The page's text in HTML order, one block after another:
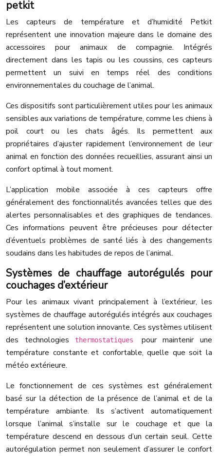
petkit
Les capteurs de température et d’humidité Petkit
représentent une innovation majeure dans le domaine des
accessoires pour animaux de compagnie. Intégrés
directement dans les tapis ou les coussins, ces capteurs
permettent un suivi en temps réel des conditions
environnementales du couchage de l’animal.
Ces dispositifs sont particulièrement utiles pour les animaux
sensibles aux variations de température, comme les chiens à
poil court ou les chats âgés. Ils permettent aux
propriétaires d’ajuster rapidement l’environnement de leur
animal en fonction des données recueillies, assurant ainsi un
confort optimal à tout moment.
L’application mobile associée à ces capteurs offre
généralement des fonctionnalités avancées telles que des
alertes personnalisables et des graphiques de tendances.
Ces informations peuvent être précieuses pour détecter
d’éventuels problèmes de santé liés à des changements
soudains dans les habitudes de repos de l’animal.
Systèmes de chauffage autorégulés pour
couchages d’extérieur
Pour les animaux vivant principalement à l’extérieur, les
systèmes de chauffage autorégulés intégrés aux couchages
représentent une solution innovante. Ces systèmes utilisent
des technologies
thermostatiques pour maintenir une
température constante et confortable, quelle que soit la
météo extérieure.
Le fonctionnement de ces systèmes est généralement
basé sur la détection de la présence de l’animal et de la
température ambiante. Ils s’activent automatiquement
lorsque l’animal s’installe sur le couchage et que la
température descend en dessous d’un certain seuil. Cette
autorégulation permet non seulement d’assurer le confort